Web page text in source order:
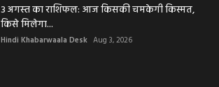
3 अगस्त का राशिफल: आज किसकी चमकेगी किस्मत,
किसे मिलेगा...
Hindi Khabarwaala Desk Aug 3, 2026